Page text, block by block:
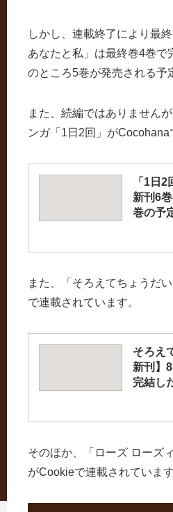
しかし、連載終了により最
あなたと私」は最終巻4巻で
のところ5巻が発売される予
また、続編ではありません
ンガ「1日2回」がCocohana
「1日
新刊6
巻の予
また、「そろえてちょうだ
で連載されています。
そろえ
新刊】
完結し
そのほか、「ローズ ローズ
がCookieで連載されています